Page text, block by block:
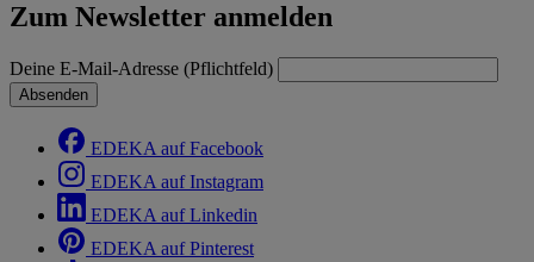
Zum Newsletter anmelden
Deine E-Mail-Adresse (Pflichtfeld)
Absenden
EDEKA auf Facebook
EDEKA auf Instagram
EDEKA auf Linkedin
EDEKA auf Pinterest